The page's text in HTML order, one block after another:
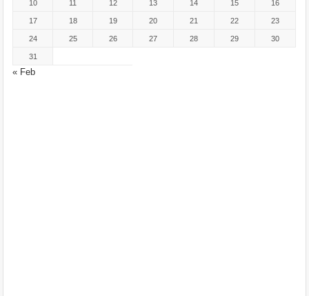
« Feb
10 11 12 13 14 15 16
17 18 19 20 21 22 23
24 25 26 27 28 29 30
31